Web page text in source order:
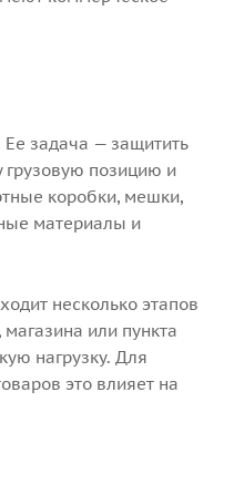
задача — защитить
грузовую позицию и
коробки, мешки,
материалы и
несколько этапов
или пункта
нагрузку. Для
это влияет на